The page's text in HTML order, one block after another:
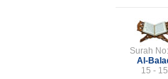
Surah
Al-
15 - 15